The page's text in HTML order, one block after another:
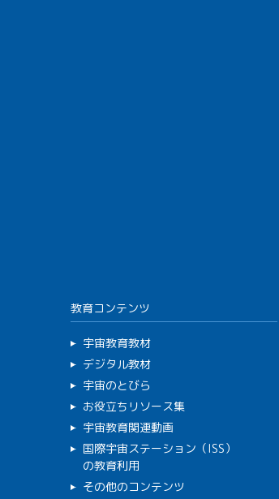
教育コンテンツ
宇宙教育教材
デジタル教材
宇宙のとびら
お役立ちリソース集
宇宙教育関連動画
国際宇宙ステーション（ISS）
の教育利用
その他のコンテンツ